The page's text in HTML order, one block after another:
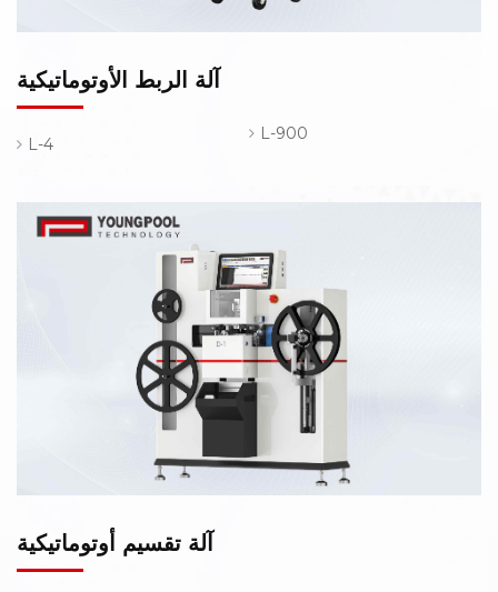
آلة الربط الأوتوماتيكية
L-4
L-900
آلة تقسيم أوتوماتيكية